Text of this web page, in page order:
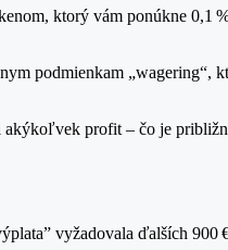
ktorý vám ponúkne 0,1
podmienkam „wagering“,
akýkoľvek profit – čo je
vyžadovala ďalších 900